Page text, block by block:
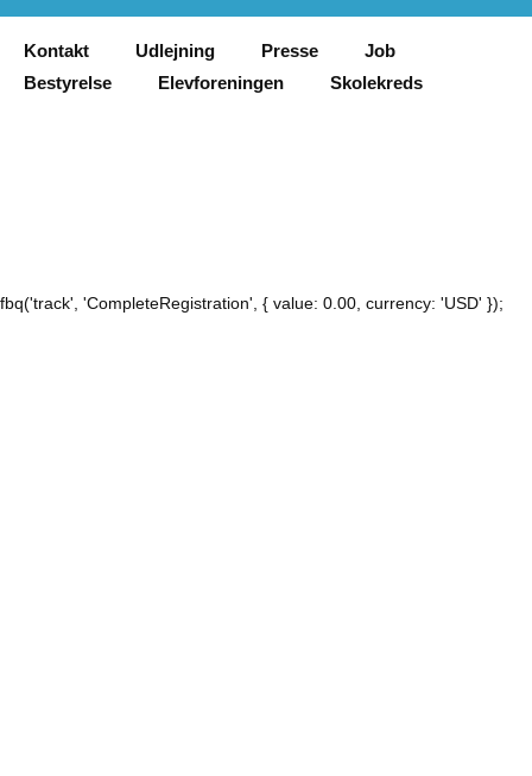
Kontakt Udlejning Presse
Job
Bestyrelse
Elevforeningen Skolekreds
fbq('track', 'CompleteRegistration', { value: 0.00, currency: 'USD' });